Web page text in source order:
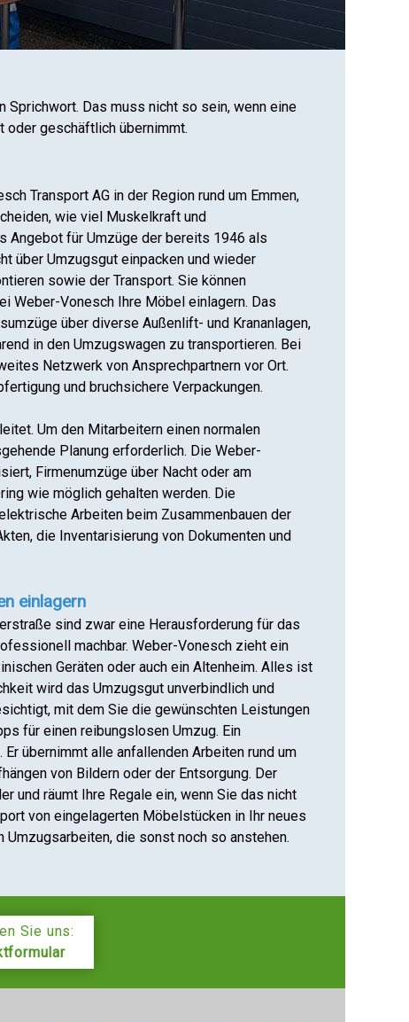
Sprichwort. Das muss nicht so sein, wenn eine
geschäftlich übernimmt.
Transport AG in der Region rund um Emmen,
wie viel Muskelkraft und
Angebot für Umzüge der bereits 1946 als
über Umzugsgut einpacken und wieder
sowie der Transport. Sie können
Weber-Vonesch Ihre Möbel einlagern. Das
über diverse Außenlift- und Krananlagen,
in den Umzugswagen zu transportieren. Bei
Netzwerk von Ansprechpartnern vor Ort.
und bruchsichere Verpackungen.
Um den Mitarbeitern einen normalen
Planung erforderlich. Die Weber-
Firmenumzüge über Nacht oder am
wie möglich gehalten werden. Die
Arbeiten beim Zusammenbauen der
die Inventarisierung von Dokumenten und
einlagern
sind zwar eine Herausforderung für das
machbar. Weber-Vonesch zieht ein
Geräten oder auch ein Altenheim. Alles ist
wird das Umzugsgut unverbindlich und
mit dem Sie die gewünschten Leistungen
für einen reibungslosen Umzug. Ein
übernimmt alle anfallenden Arbeiten rund um
von Bildern oder der Entsorgung. Der
und räumt Ihre Regale ein, wenn Sie das nicht
von eingelagerten Möbelstücken in Ihr neues
die sonst noch so anstehen.
Sie uns: